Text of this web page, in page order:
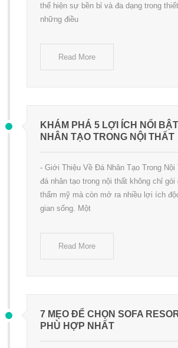
thể hiện sự bền bỉ và đa dạng trong
những điều
Read More
KHÁM PHÁ 5 LỢI ÍCH NỔI
NHÂN TẠO TRONG NỘI THẤT
- Giới Thiệu Về Đá Nhân Tạo Trong
đá nhân tạo trong nội thất không chỉ gói
thẩm mỹ mà còn mở ra nhiều lợi ích
gian sống. Một
Read More
7 MẸO ĐỂ CHỌN SOFA
PHÙ HỢP NHẤT